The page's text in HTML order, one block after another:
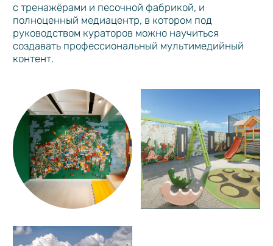
ДЕТСКАЯ СЕКЦИЯ
ДЗЮДО
Дзюдо – одно из лучших единоборств для детей. Оно
развивает физическую силу и ловкость, формирует
характер, стабилизирует эмоциональное состояние и
активизирует когнитивные функции. Занятия проходят в
разных возрастных группах начиная с 5 лет.